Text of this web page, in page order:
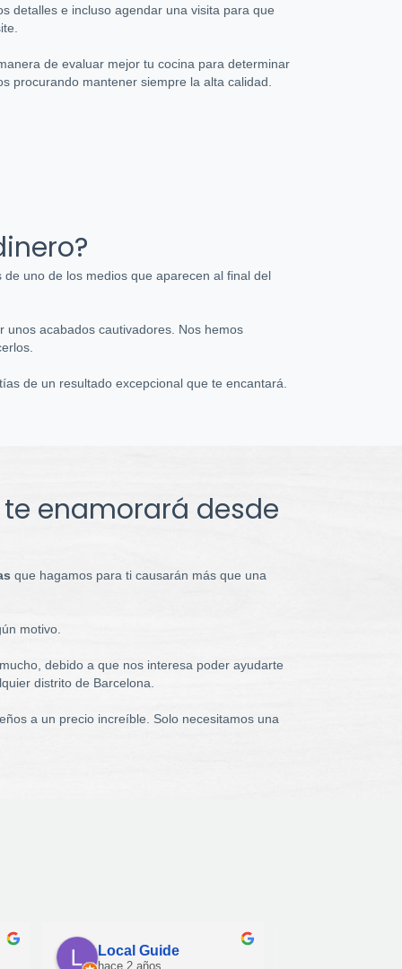
detalles e incluso agendar una visita para que
de evaluar mejor tu cocina para determinar
procurando mantener siempre la alta calidad.
uno de los medios que aparecen al final del
unos acabados cautivadores. Nos hemos
de un resultado excepcional que te encantará.
enamorará desde
que hagamos para ti causarán más que una
motivo.
debido a que nos interesa poder ayudarte
distrito de Barcelona.
a un precio increíble. Solo necesitamos una
Local Guide
hace 2 años